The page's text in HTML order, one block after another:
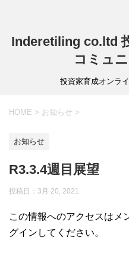
Inderetiling co.ltd
コミュ
投資家育成オンラ
HOME > お知らせ >
お知らせ
R3.3.4週目展望
投稿日：3月 20, 2021
この情報へのアクセスはメ
グインしてください。